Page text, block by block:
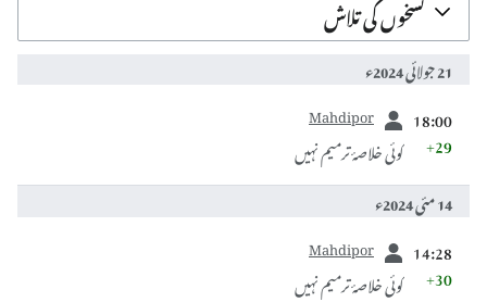
نسخوں کی تلاش
21 جولائی 2024ء
18:00
Mahdipor
+29 کوئی خلاصۂ ترمیم نہیں
14 مئی 2024ء
14:28
Mahdipor
+30 کوئی خلاصۂ ترمیم نہیں